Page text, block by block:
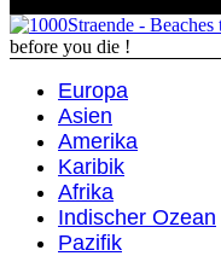
before you die !
Europa
Asien
Amerika
Karibik
Afrika
Indischer Ozean
Pazifik